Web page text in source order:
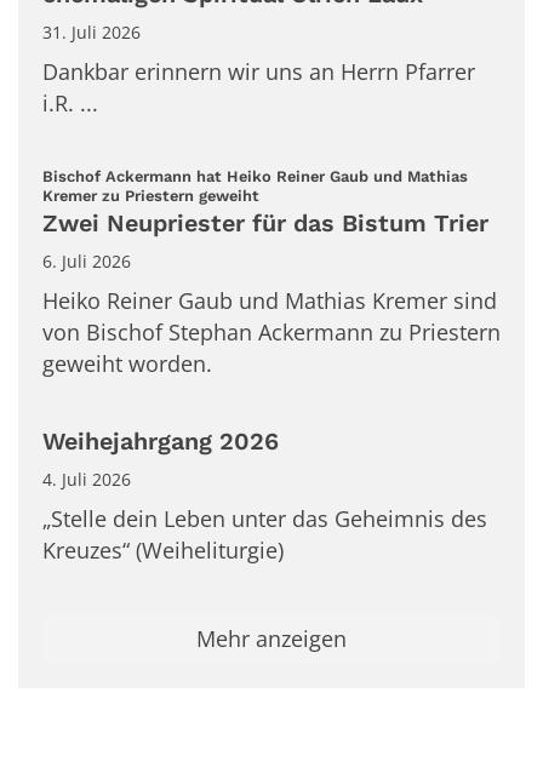
31. Juli 2026
Dankbar erinnern wir uns an Herrn Pfarrer
i.R. ...
Bischof Ackermann hat Heiko Reiner Gaub und Mathias
Kremer zu Priestern geweiht:
Zwei Neupriester für das Bistum Trier
6. Juli 2026
Heiko Reiner Gaub und Mathias Kremer sind
von Bischof Stephan Ackermann zu Priestern
geweiht worden.
Weihejahrgang 2026
4. Juli 2026
„Stelle dein Leben unter das Geheimnis des
Kreuzes“ (Weiheliturgie)
Mehr anzeigen